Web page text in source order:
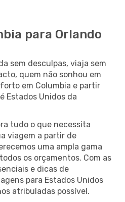
para Orlando
sem desculpas, viaja sem
quem não sonhou em
em Columbia e partir
Estados Unidos da
tudo o que necessita
viagem a partir de
uma ampla gama
os orçamentos. Com as
e dicas de
para Estados Unidos
atribuladas possível.